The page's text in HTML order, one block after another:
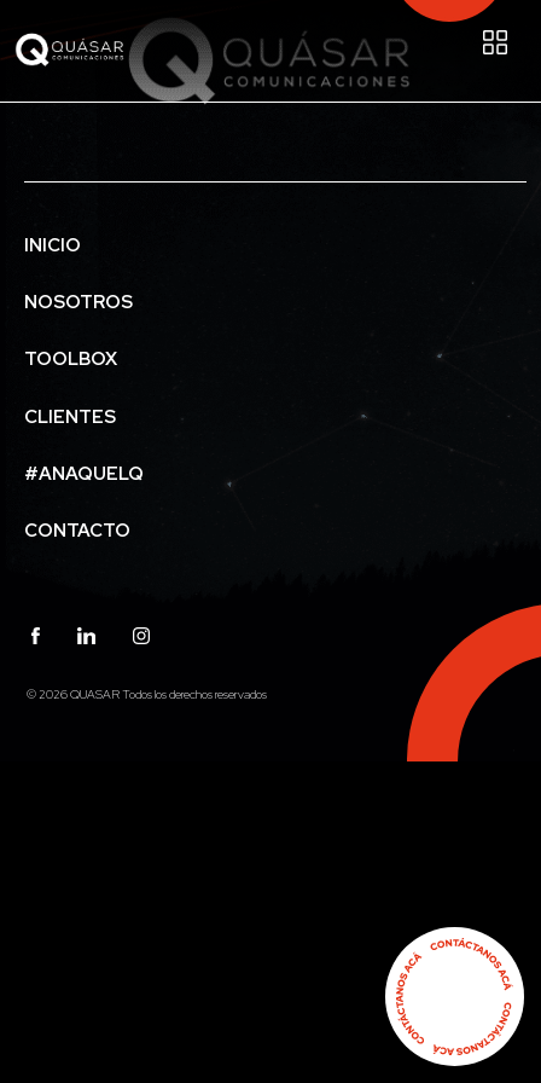
INICIO
NOSOTROS
TOOLBOX
CLIENTES
#ANAQUELQ
CONTACTO
© 2026 QUASAR Todos los derechos reservados